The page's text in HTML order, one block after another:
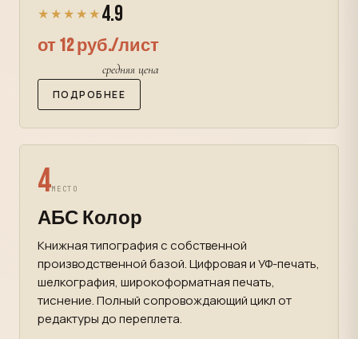
★★★★★ 4.9
от 12 руб./лист
средняя цена
ПОДРОБНЕЕ
4МЕСТО
АБС Колор
Книжная типография с собственной
производственной базой. Цифровая и УФ-печать,
шелкография, широкоформатная печать,
тиснение. Полный сопровождающий цикл от
редактуры до переплета.